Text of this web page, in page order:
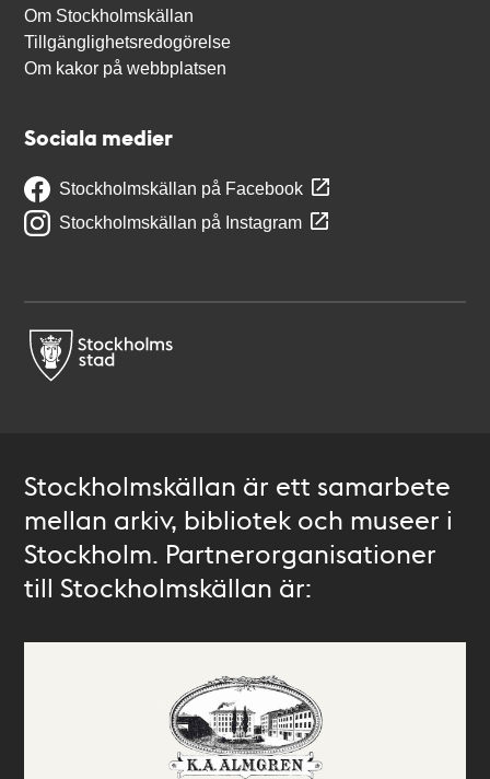
Om Stockholmskällan
Tillgänglighetsredogörelse
Om kakor på webbplatsen
Sociala medier
Stockholmskällan på Facebook
Stockholmskällan på Instagram
Stockholmskällan är ett samarbete
mellan arkiv, bibliotek och museer i
Stockholm. Partnerorganisationer
till Stockholmskällan är: